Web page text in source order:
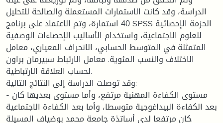
الدراسة، وقد كانت الاستمارات المستعملة والصالحة للتحليل
40 استمارة، وتم الاعتماد على برنامج SPSS الحزمة الإحصائية
للعلوم الاجتماعية، واستخدام الأساليب الإحصاءات الوصفية
المتمثلة في المتوسط الحسابي، الانحراف المعياري، معامل
الاختلاف والنسب المئوية. معامل الارتباط سبيرمان براون
لحساب العلاقة الارتباطية.
وقد توصلت الدراسة إلى النتائج التالية:
- مستوى الكفاءة المهنية مرتفع، وأما مستوى بعديها كان
بعد الكفاءة البيداغوجية متوسطا، وأما بعد الكفاءة الاجتماعية
كان مرتفعا لدى أساتذة جامعة محمد بوضياف المسيلة.